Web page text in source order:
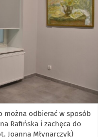
można odbierać w sposób
Rafińska i zachęca do
Joanna Młynarczyk)